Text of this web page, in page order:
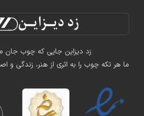
زد دیزاین جایی که چوب جان
ما هر تکه چوب را به اثری از هنر، زندگی و